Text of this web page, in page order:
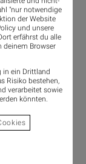
"nur notwendige
der Website
und unsere
erfährst du alle
deinem Browser
in ein Drittland
Risiko bestehen,
verarbeitet sowie
könnten.